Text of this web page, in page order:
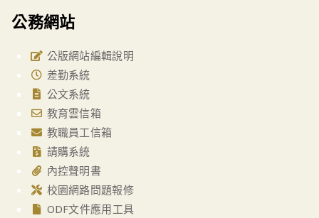
公務網站
公版網站編輯說明
差勤系統
公文系統
教育雲信箱
教職員工信箱
請購系統
內控聲明書
校園網路問題報修
ODF文件應用工具